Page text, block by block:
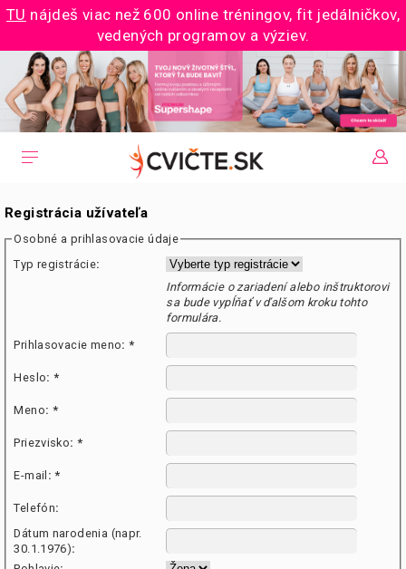
TU nájdeš viac než 600 online tréningov, fit jedálničkov,
vedených programov a výziev.
Registrácia užívateľa
Osobné a prihlasovacie údaje
Typ registrácie:
Informácie o zariadení alebo inštruktorovi
sa bude vypĺňať v ďalšom kroku tohto
formulára.
Prihlasovacie meno:*
Heslo:*
Meno: *
Priezvisko: *
E-mail :*
Telefón:
Dátum narodenia (napr.
30.1.1976):